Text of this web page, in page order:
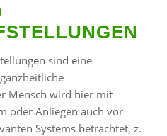
sind eine
Mensch wird hier mit
oder Anliegen auch vor
Systems betrachtet, z.